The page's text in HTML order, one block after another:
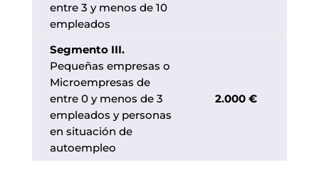
entre 3 y menos de 10
empleados
Segmento III.
Pequeñas empresas o
Microempresas de
entre 0 y menos de 3
empleados y personas
en situación de
autoempleo
2.000 €